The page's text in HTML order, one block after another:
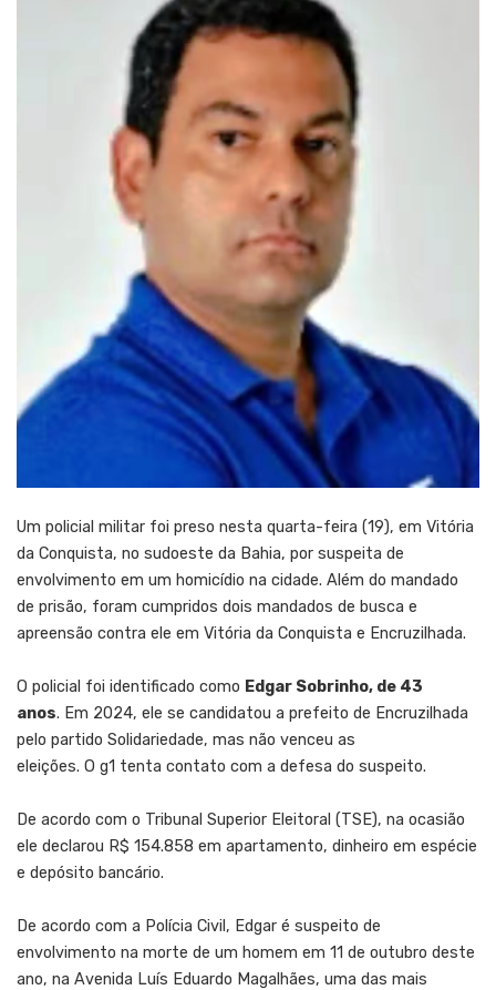
Um policial militar foi preso nesta quarta-feira (19), em Vitória
da Conquista, no sudoeste da Bahia, por suspeita de
envolvimento em um homicídio na cidade. Além do mandado
de prisão, foram cumpridos dois mandados de busca e
apreensão contra ele em Vitória da Conquista e Encruzilhada.
O policial foi identificado como Edgar Sobrinho, de 43
anos. Em 2024, ele se candidatou a prefeito de Encruzilhada
pelo partido Solidariedade, mas não venceu as
eleições. O g1 tenta contato com a defesa do suspeito.
De acordo com o Tribunal Superior Eleitora (TSE), na ocasião
ele declarou R$ 154.858 em apartamento, dinheiro em espécie
e depósito bancário.
De acordo com a Polícia Civi , Edgar é suspeito de
envolvimento na morte de um homem em 11 de outubro deste
ano, na Avenida Luís Eduardo Magalhães, uma das mais